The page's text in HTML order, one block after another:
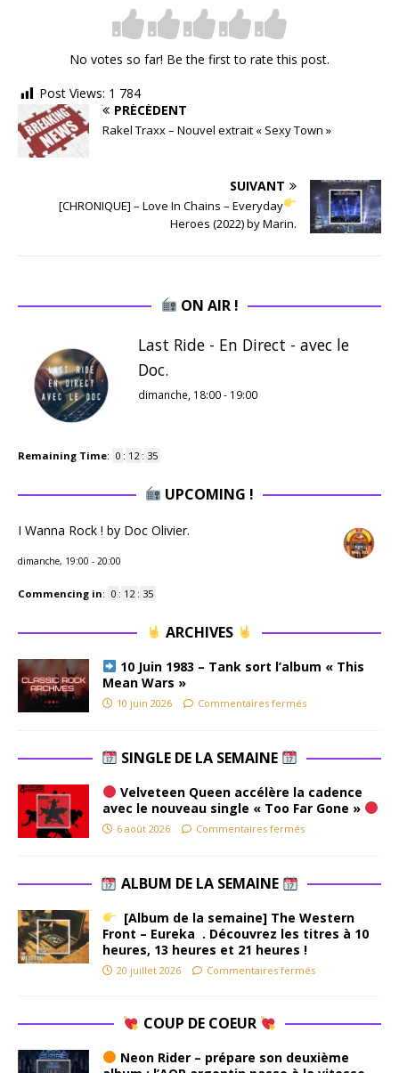
No votes so far! Be the first to rate this post.
Post Views: 1 784
PRÉCÉDENT
Rakel Traxx – Nouvel extrait « Sexy Town »
SUIVANT
[CHRONIQUE] – Love In Chains – Everyday
Heroes (2022) by Marin.
ON AIR !
Last Ride - En Direct - avec le
Doc.
dimanche, 18:00- 19:00
Remaining Time: 0 : 12 : 34
UPCOMING !
I Wanna Rock ! by Doc Olivier.
dimanche, 19:00 - 20:00
Commencing in: 0 : 12 : 34
ARCHIVES
10 Juin 1983 – Tank sort l’album « This
Mean Wars »
10 juin 2026 Commentaires fermés
SINGLE DE LA SEMAINE
Velveteen Queen accélère la cadence
avec le nouveau single « Too Far Gone »
6 août 2026 Commentaires fermés
ALBUM DE LA SEMAINE
[Album de la semaine] The Western
Front – Eureka . Découvrez les titres à 10
heures, 13 heures et 21 heures !
20 juillet 2026 Commentaires fermés
COUP DE COEUR
Neon Rider – prépare son deuxième